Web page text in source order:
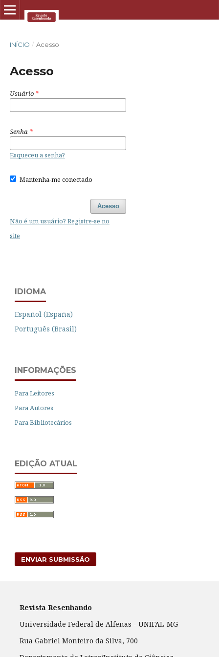
INÍCIO / Acesso
Acesso
Usuário *
Senha *
Esqueceu a senha?
Mantenha-me conectado
Acesso
Não é um usuário? Registre-se no
site
IDIOMA
Español (España)
Português (Brasil)
INFORMAÇÕES
Para Leitores
Para Autores
Para Bibliotecários
EDIÇÃO ATUAL
ENVIAR SUBMISSÃO
Revista Resenhando
Universidade Federal de Alfenas - UNIFAL-MG
Rua Gabriel Monteiro da Silva, 700